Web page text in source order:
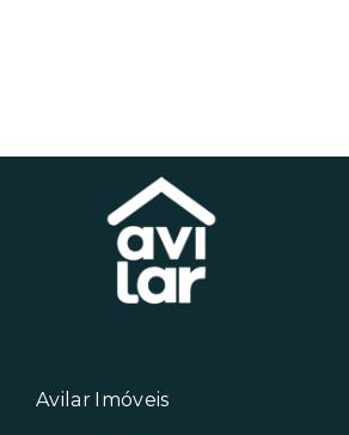
Avilar Imóveis